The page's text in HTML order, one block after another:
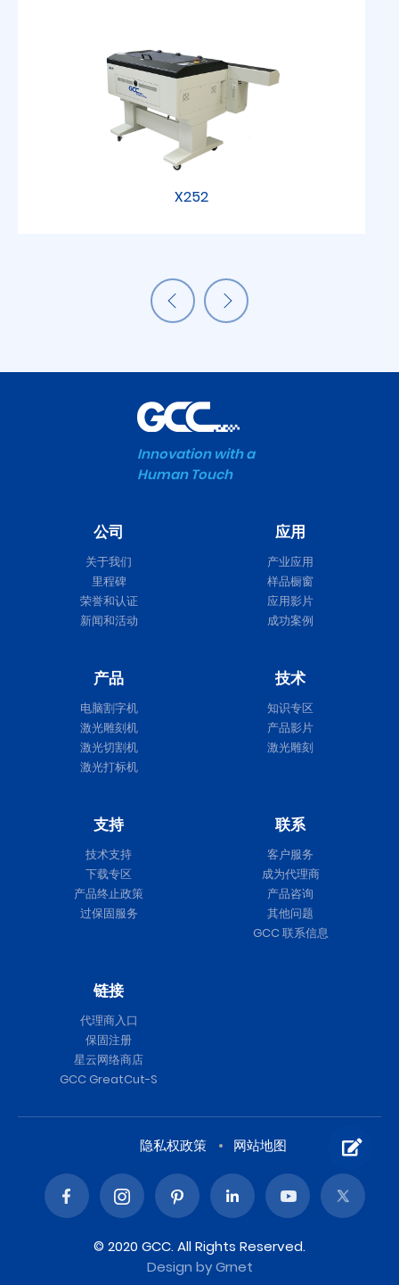
X252
Innovation with a
Human Touch
公司
关于我们
里程碑
荣誉和认证
新闻和活动
应用
产业应用
样品橱窗
应用影片
成功案例
产品
电脑割字机
激光雕刻机
激光切割机
激光打标机
技术
知识专区
产品影片
激光雕刻
支持
技术支持
下载专区
产品终止政策
过保固服务
联系
客户服务
成为代理商
产品咨询
其他问题
GCC 联系信息
链接
代理商入口
保固注册
星云网络商店
GCC GreatCut-S
隐私权政策 网站地图
© 2020 GCC. All Rights Reserved.
Design by Grnet